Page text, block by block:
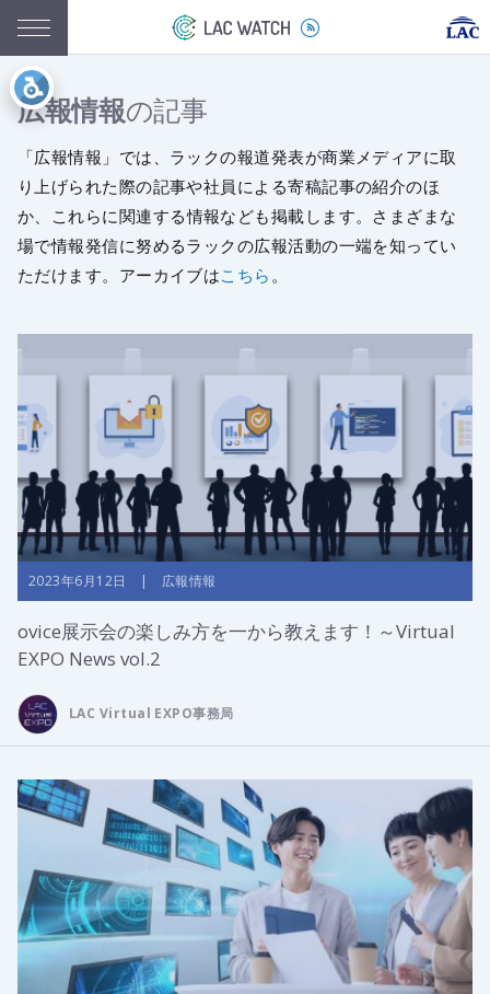
広報情報の記事
「広報情報」では、ラックの報道発表が商業メディアに取
り上げられた際の記事や社員による寄稿記事の紹介のほ
か、
これらに関連する情報なども掲載します。さまざまな
場で情報発信に努めるラックの広報活動の一端を知ってい
ただけます。アーカイブはこちら 。
2023年6月12日 | 広報情報
ovice展示会の楽しみ方を一から教えます！～Virtual
EXPO News vol.2
LAC Virtual EXPO事務局